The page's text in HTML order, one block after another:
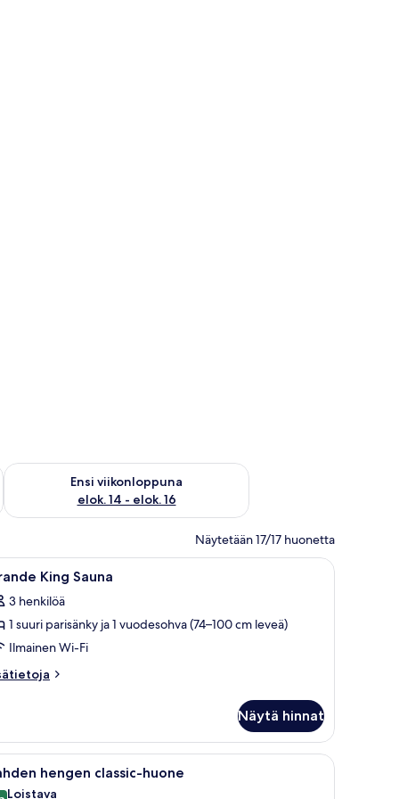
7 - elok. 9
Ensi viikonloppuna
elok. 14 - elok. 16
Tarkista ensi viikonlopun saatavuus elok. 14 - elok. 16
Näytetään 17/17 huonetta
silitysrauta/-lauta Minibaari, tallelokero huoneessa,
7 King Sauna
3 henkilöä
1 suuri parisänky ja 1 vuodesohva (74–100 cm leveä)
Ilmainen Wi-Fi
Näytä hinnat
suuret ikkunat, joista avautuu näkymä kaupungin ylle.
Moderni hotellihuone, jossa on suuri sänky,
5 hengen classic-huone
Loistava